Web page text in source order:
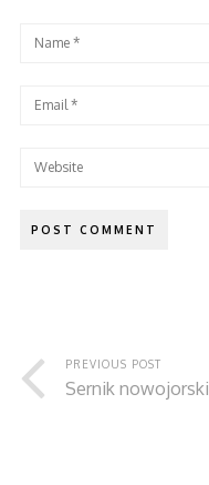
PREVIOUS POST
Sernik nowojorski